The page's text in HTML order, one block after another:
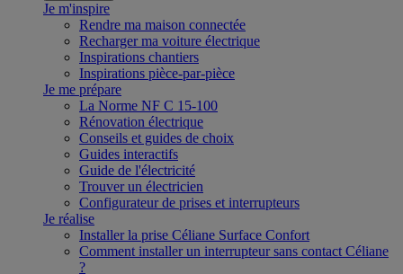
Je m'inspire
Rendre ma maison connectée
Recharger ma voiture électrique
Inspirations chantiers
Inspirations pièce-par-pièce
Je me prépare
La Norme NF C 15-100
Rénovation électrique
Conseils et guides de choix
Guides interactifs
Guide de l'électricité
Trouver un électricien
Configurateur de prises et interrupteurs
Je réalise
Installer la prise Céliane Surface Confort
Comment installer un interrupteur sans contact Céliane
?